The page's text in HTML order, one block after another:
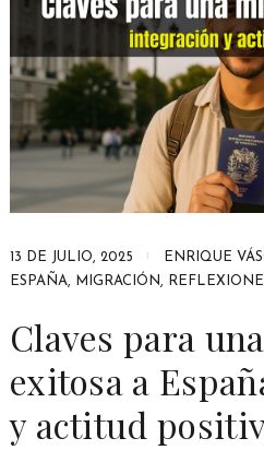
13 DE JULIO, 2025
ENRIQUE
ESPAÑA, MIGRACIÓN,
Claves para
exitosa a
y actitud